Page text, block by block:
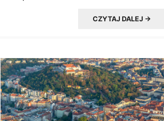
CZYTAJ DALEJ →